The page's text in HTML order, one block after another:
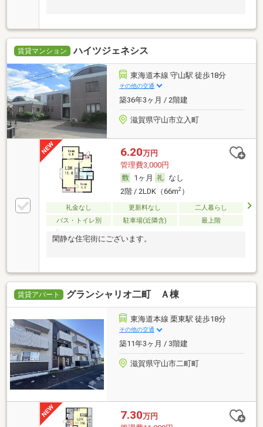
賃貸マンション ハイツジェネシス
東海道本線 守山駅 徒歩18分
その他の交通
築36年3ヶ月 / 2階建
滋賀県守山市立入町
6.20万円
管理費3,000円
1ヶ月
なし
2階 / 2LDK（66m2）
礼金なし 更新料なし
二人暮らし
バス・トイレ別
駐車場(近隣含) 最上階
閑静な住宅街にございます。
賃貸アパート グランシャリオ二町 Ａ棟
東海道本線 栗東駅 徒歩18分
その他の交通
築11年3ヶ月 / 3階建
滋賀県守山市二町町
7.30万円